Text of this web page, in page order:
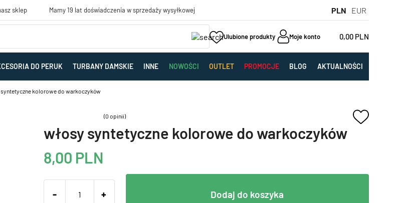
sklep Mamy 19 lat doświadczenia w sprzedaży wysyłkowej PLN EUR
Ulubione produkty Moje konto 0,00 PLN
DO PERUK TURBANY DAMSKIE INNE NOWOŚCI OUTLET PROMOCJE BLOG AKTUALNOŚCI
syntetyczne kolorowe do warkoczyków
(0 opinii)
włosy syntetyczne kolorowe do warkoczyków
8,00 PLN
- + Dodaj do koszyka